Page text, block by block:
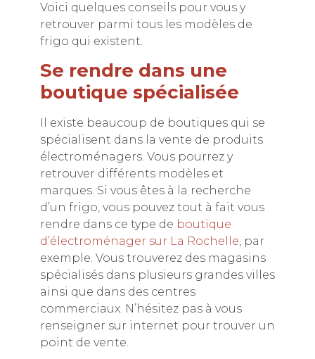
Voici quelques conseils pour vous y
retrouver parmi tous les modèles de
frigo qui existent.
Se rendre dans une
boutique spécialisée
Il existe beaucoup de boutiques qui se
spécialisent dans la vente de produits
électroménagers. Vous pourrez y
retrouver différents modèles et
marques. Si vous êtes à la recherche
d’un frigo, vous pouvez tout à fait vous
rendre dans ce type de boutique
d’électroménager sur La Rochelle, par
exemple. Vous trouverez des magasins
spécialisés dans plusieurs grandes villes
ainsi que dans des centres
commerciaux. N’hésitez pas à vous
renseigner sur internet pour trouver un
point de vente.